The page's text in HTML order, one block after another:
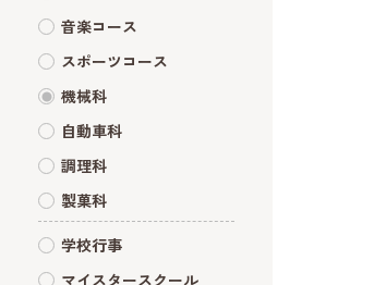
音楽コース
スポーツコース
機械科
自動車科
調理科
製菓科
学校行事
マイスタースクール